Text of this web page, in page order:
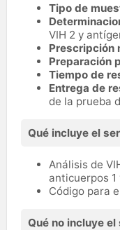
Tipo de
VIH 2 y
Prescripción
Preparación
Tiempo de
Entrega de
de la prueba
Qué incluye el
Análisis de
anticuerpos 1
Código para
Qué no incluye